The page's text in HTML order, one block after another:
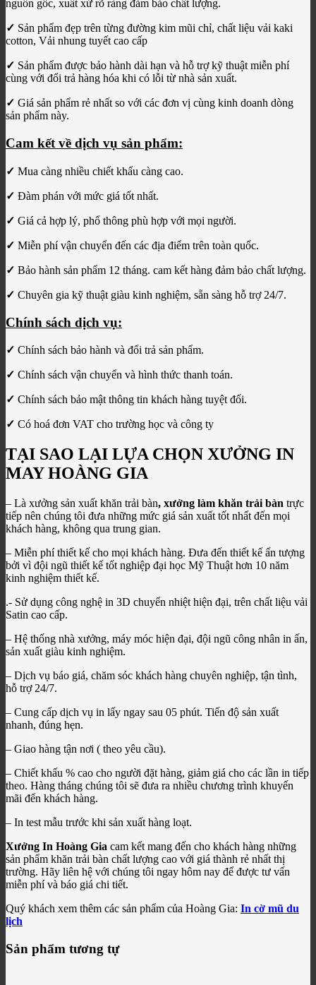
nguồn gốc, xuất xứ rõ ràng đảm bảo chất lượng.
✓ Sản phẩm đẹp trên từng đường kim mũi chỉ, chất liệu vải kaki
cotton, Vải nhung tuyết cao cấp
✓ Sản phẩm được bảo hành dài hạn và hỗ trợ kỹ thuật miễn phí
cùng với đổi trả hàng hóa khi có lỗi từ nhà sản xuất.
✓ Giá sản phẩm rẻ nhất so với các đơn vị cùng kinh doanh dòng
sản phẩm này.
Cam kết về dịch vụ sản phẩm:
✓ Mua càng nhiều chiết khấu càng cao.
✓ Đàm phán với mức giá tốt nhất.
✓ Giá cả hợp lý, phổ thông phù hợp với mọi người.
✓ Miễn phí vận chuyển đến các địa điểm trên toàn quốc.
✓ Bảo hành sản phẩm 12 tháng. cam kết hàng đảm bảo chất lượng.
✓ Chuyên gia kỹ thuật giàu kinh nghiệm, sẵn sàng hỗ trợ 24/7.
Chính sách dịch vụ:
✓ Chính sách bảo hành và đổi trả sản phẩm.
✓ Chính sách vận chuyển và hình thức thanh toán.
✓ Chính sách bảo mật thông tin khách hàng tuyệt đối.
✓ Có hoá đơn VAT cho trường học và công ty
TẠI SAO LẠI LỰA CHỌN XƯỞNG IN
MAY HOÀNG GIA
– Là xưởng sản xuất khăn trải bàn, xưởng làm khăn trải bàn trực
tiếp nên chúng tôi đưa những mức giá sản xuất tốt nhất đến mọi
khách hàng, không qua trung gian.
– Miễn phí thiết kế cho mọi khách hàng. Đưa đến thiết kế ấn tượng
bởi vì đội ngũ thiết kế tốt nghiệp đại học Mỹ Thuật hơn 10 năm
kinh nghiệm thiết kế.
.- Sử dụng công nghệ in 3D chuyển nhiệt hiện đại, trên chất liệu vải
Satin cao cấp.
– Hệ thống nhà xưởng, máy móc hiện đại, đội ngũ công nhân in ấn,
sản xuất giàu kinh nghiệm.
– Dịch vụ báo giá, chăm sóc khách hàng chuyên nghiệp, tận tình,
hỗ trợ 24/7.
– Cung cấp dịch vụ in lấy ngay sau 05 phút. Tiến độ sản xuất
nhanh, đúng hẹn.
– Giao hàng tận nơi ( theo yêu cầu).
– Chiết khấu % cao cho người đặt hàng, giảm giá cho các lần in tiếp
theo. Hàng tháng chúng tôi sẽ đưa ra nhiều chương trình khuyến
mãi đến khách hàng.
– In test mẫu trước khi sản xuất hàng loạt.
Xưởng In Hoàng Gia cam kết mang đến cho khách hàng những
sản phẩm khăn trải bàn chất lượng cao với giá thành rẻ nhất thị
trường. Hãy liên hệ với chúng tôi ngay hôm nay để được tư vấn
miễn phí và báo giá chi tiết.
Quý khách xem thêm các sản phẩm của Hoàng Gia: In cờ mũ du
lịch
Sản phẩm tương tự